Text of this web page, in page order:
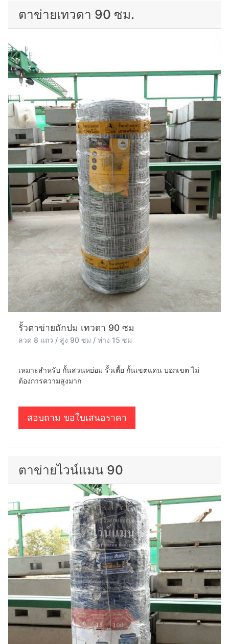
ตาข่ายเทวดา 90 ซม.
รั้วตาข่ายถักปม เทวดา 90 ซม
ลวด 8 แถว / สูง 90 ซม / ห่าง 15 ซม
เหมาะสำหรับ กั้นสวนหย่อม รั้วเตี้ย กั้นเขตแดน บอกเขต ไม่
ต้องการความสูงมาก
สอบถาม ขอใบเสนอราคา
ตาข่ายไวน์แมน 90